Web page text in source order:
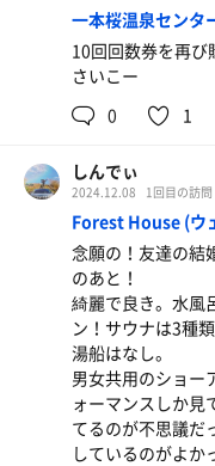
一本桜温泉センタ
10回回数券を再び
さいこー
0
1
しんでぃ
2024.12.08 1回目の訪問
Forest House (ウ
念願の！友達の結
のあと！
綺麗で良き。水風
ン！サウナは3種
湯船はなし。
男女共用のショー
ォーマンスしか見
てるのが不思議だ
しているのがよか